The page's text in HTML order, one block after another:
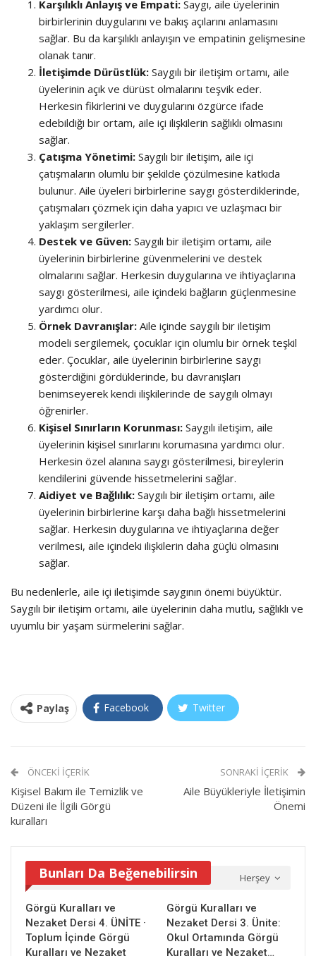
Karşılıklı Anlayış ve Empati: Saygı, aile üyelerinin
birbirlerinin duygularını ve bakış açılarını anlamasını
sağlar. Bu da karşılıklı anlayışın ve empatinin gelişmesine
olanak tanır.
İletişimde Dürüstlük: Saygılı bir iletişim ortamı, aile
üyelerinin açık ve dürüst olmalarını teşvik eder.
Herkesin fikirlerini ve duygularını özgürce ifade
edebildiği bir ortam, aile içi ilişkilerin sağlıklı olmasını
sağlar.
Çatışma Yönetimi: Saygılı bir iletişim, aile içi
çatışmaların olumlu bir şekilde çözülmesine katkıda
bulunur. Aile üyeleri birbirlerine saygı gösterdiklerinde,
çatışmaları çözmek için daha yapıcı ve uzlaşmacı bir
yaklaşım sergilerler.
Destek ve Güven: Saygılı bir iletişim ortamı, aile
üyelerinin birbirlerine güvenmelerini ve destek
olmalarını sağlar. Herkesin duygularına ve ihtiyaçlarına
saygı gösterilmesi, aile içindeki bağların güçlenmesine
yardımcı olur.
Örnek Davranışlar: Aile içinde saygılı bir iletişim
modeli sergilemek, çocuklar için olumlu bir örnek teşkil
eder. Çocuklar, aile üyelerinin birbirlerine saygı
gösterdiğini gördüklerinde, bu davranışları
benimseyerek kendi ilişkilerinde de saygılı olmayı
öğrenirler.
Kişisel Sınırların Korunması: Saygılı iletişim, aile
üyelerinin kişisel sınırlarını korumasına yardımcı olur.
Herkesin özel alanına saygı gösterilmesi, bireylerin
kendilerini güvende hissetmelerini sağlar.
Aidiyet ve Bağlılık: Saygılı bir iletişim ortamı, aile
üyelerinin birbirlerine karşı daha bağlı hissetmelerini
sağlar. Herkesin duygularına ve ihtiyaçlarına değer
verilmesi, aile içindeki ilişkilerin daha güçlü olmasını
sağlar.
Bu nedenlerle, aile içi iletişimde saygının önemi büyüktür.
Saygılı bir iletişim ortamı, aile üyelerinin daha mutlu, sağlıklı ve
uyumlu bir yaşam sürmelerini sağlar.
Paylaş Facebook Twitter
ÖNCEKI İÇERIK
Kişisel Bakım ile Temizlik ve
Düzeni ile İlgili Görgü
kuralları
SONRAKI İÇERIK
Aile Büyükleriyle İletişimin
Önemi
Herşey
Bunları Da Beğenebilirsin
Görgü Kuralları ve
Nezaket Dersi 4. ÜNİTE ·
Toplum İçinde Görgü
Kuralları ve Nezaket
Görgü Kuralları ve
Nezaket Dersi 3. Ünite:
Okul Ortamında Görgü
Kuralları ve Nezaket…